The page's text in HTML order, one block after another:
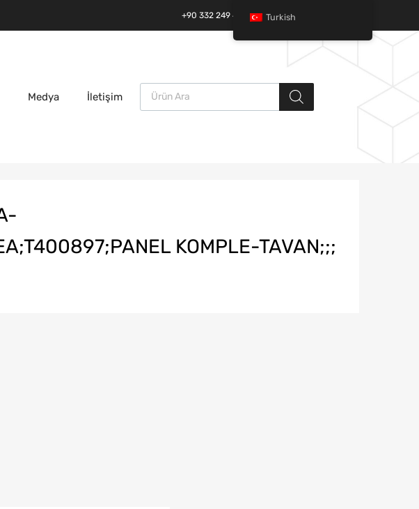
+90 332 249 49 01 | +90 532 685 32 42
Medya İletişim
Ürün arama
KOMPLE-TAVAN;;;
Turkish